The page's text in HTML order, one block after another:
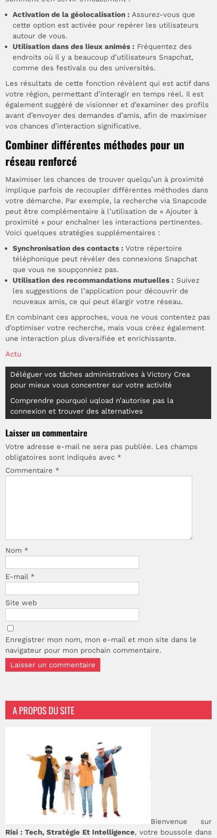
Activation de la géolocalisation : Assurez-vous que
cette option est activée pour repérer les utilisateurs
autour de vous.
Utilisation dans des lieux animés : Fréquentez des
endroits où il y a beaucoup d’utilisateurs Snapchat,
comme des festivals ou des universités.
Les résultats de cette fonction révèlent qui est actif dans
votre région, permettant d’interagir en temps réel. Il est
également suggéré de visionner et d’examiner des profils
avant d’envoyer des demandes d’amis, afin de maximiser
vos chances d’interaction significative.
Combiner différentes méthodes pour un
réseau renforcé
Maximiser les chances de trouver quelqu’un à proximité
implique parfois de recoupler différentes méthodes dans
votre démarche. Par exemple, la recherche via Snapcode
peut être complémentaire à l’utilisation de « Ajouter à
proximité » pour enchaîner les interactions pertinentes.
Voici quelques stratégies supplémentaires :
Synchronisation des contacts : Votre répertoire
téléphonique peut révéler des connexions Snapchat
que vous ne soupçonniez pas.
Utilisation des recommandations mutuelles : Suivez
les suggestions de l’application pour découvrir de
nouveaux amis, ce qui peut élargir votre réseau.
En combinant ces approches, vous ne vous contentez pas
d’optimiser votre recherche, mais vous créez également
une interaction plus diversifiée et enrichissante.
Actu
Navigation
de
l’article
Déléguer vos tâches administratives à Victory Crea
pour mieux vous concentrer sur votre activité
Comprendre pourquoi uqload n’autorise pas la
connexion et trouver des alternatives
Laisser un commentaire
Votre adresse e-mail ne sera pas publiée. Les champs
obligatoires sont indiqués avec *
Commentaire *
Nom *
E-mail *
Site web
Enregistrer mon nom, mon e-mail et mon site dans le
navigateur pour mon prochain commentaire.
A PROPOS DU SITE
Bienvenue sur
Risi : Tech, Stratégie Et Intelligence, votre boussole dans